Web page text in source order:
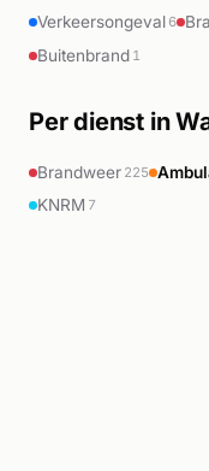
Verkeersongeval 6
Buitenbrand 1
Per dienst in
Brandweer 225
KNRM 7